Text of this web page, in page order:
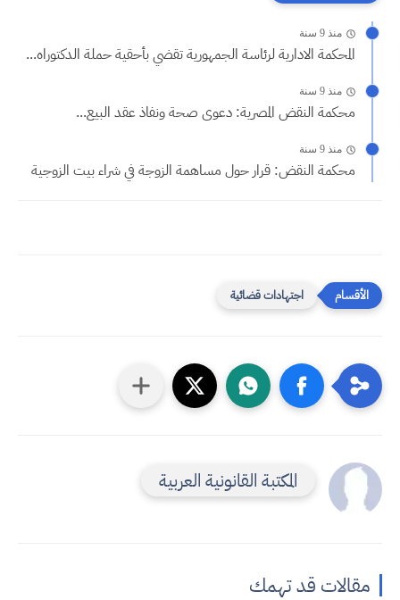
منذ 9 سنة
المحكمة الادارية لرئاسة الجمهورية تقضي بأحقية حملة الدكتوراه...
منذ 9 سنة
محكمة النقض المصرية: دعوى صحة ونفاذ عقد البيع...
منذ 9 سنة
محكمة النقض: قرار حول مساهمة الزوجة في شراء بيت الزوجية
اجتهادات قضائية
المكتبة القانونية العربية
مقالات قد تهمك